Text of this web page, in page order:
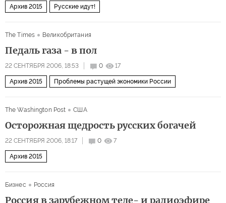
Архив 2015 Русские идут!
The Times Великобритания
Педаль газа - в пол
22 СЕНТЯБРЯ 2006, 18:53 0 17
Архив 2015 Проблемы растущей экономики России
The Washington Post США
Осторожная щедрость русских богачей
22 СЕНТЯБРЯ 2006, 18:17 0 7
Архив 2015
Бизнес Россия
Россия в зарубежном теле- и радиоэфире